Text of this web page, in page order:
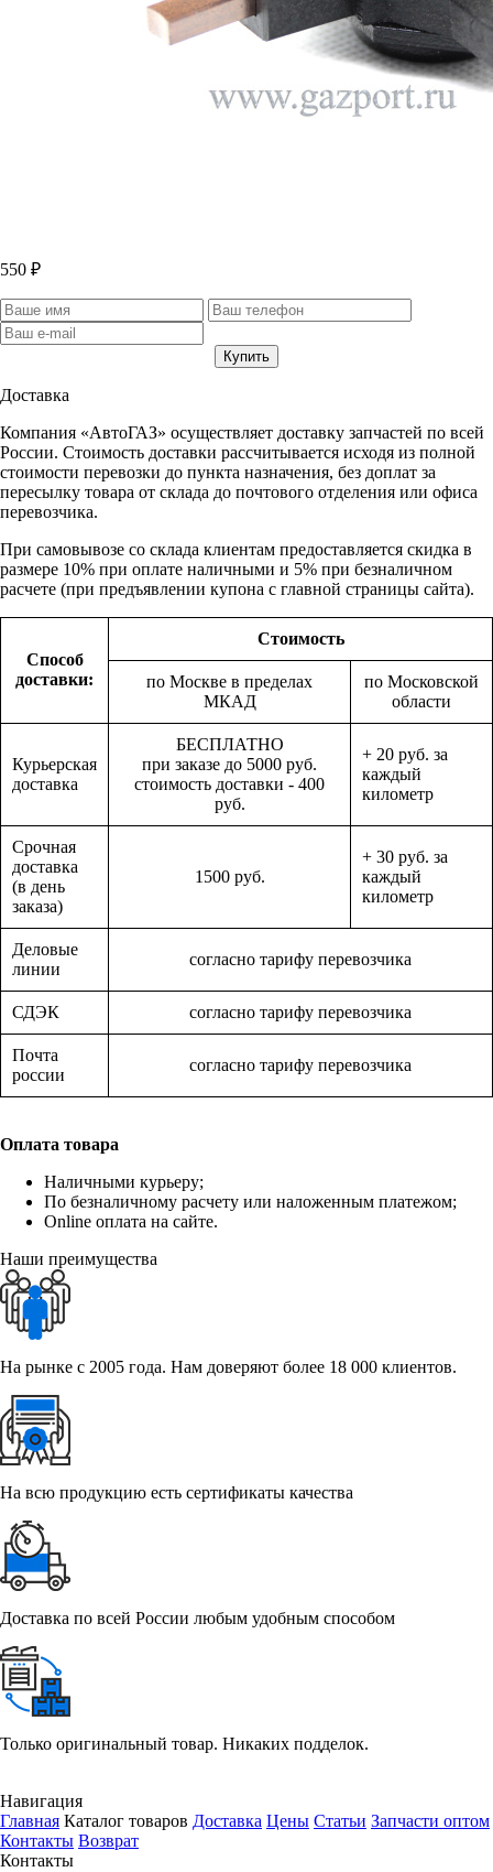
550 ₽
Доставка
Компания «АвтоГАЗ» осуществляет доставку запчастей по всей
России. Стоимость доставки рассчитывается исходя из полной
стоимости перевозки до пункта назначения, без доплат за
пересылку товара от склада до почтового отделения или офиса
перевозчика.
При самовывозе со склада клиентам предоставляется скидка в
размере 10% при оплате наличными и 5% при безналичном
расчете (при предъявлении купона с главной страницы сайта).
Способ
доставки:
Стоимость
по Москве в пределах
МКАД
по Московской
области
Курьерская
доставка
БЕСПЛАТНО
при заказе до 5000 руб.
стоимость доставки - 400
руб.
+ 20 руб. за
каждый
километр
Срочная
доставка
(в день
заказа)
1500 руб.
+ 30 руб. за
каждый
километр
Деловые
линии
согласно тарифу перевозчика
СДЭК согласно тарифу перевозчика
Почта
россии
согласно тарифу перевозчика
Оплата товара
Наличными курьеру;
По безналичному расчету или наложенным платежом;
Online оплата на сайте.
Наши преимущества
На рынке с 2005 года. Нам доверяют более 18 000 клиентов.
На всю продукцию есть сертификаты качества
Доставка по всей России любым удобным способом
Только оригинальный товар. Никаких подделок.
Навигация
Главная Каталог товаров Доставка Цены Статьи Запчасти оптом
Контакты Возврат
Контакты